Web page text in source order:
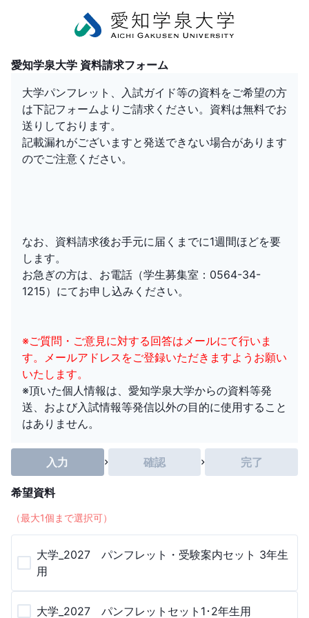
愛知学泉大学 資料請求フォーム
大学パンフレット、入試ガイド等の資料をご希望の方
は下記フォームよりご請求ください。資料は無料でお
送りしております。
記載漏れがございますと発送できない場合があります
なお、資料請求後お手元に届くまでに1週間ほどを要
します。
お急ぎの方は、お電話（学生募集室：0564-34-
1215）にてお申し込みください。
※ご質問・ご意見に対する回答はメールにて行いま
す。メールアドレスをご登録いただきますようお願い
いたします。
※頂いた個人情報は、愛知学泉大学からの資料等発
送、および入試情報等発信以外の目的に使用すること
はありません。
入力 確認 完了
希望資料
（最大1個まで選択可）
大学_2027 パンフレット・受験案内セット 3年生
用
大学_2027 パンフレットセット1･2年生用